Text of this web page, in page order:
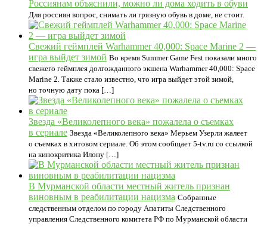
Россиянам объяснили, можно ли дома ходить в обуви
Для россиян вопрос, снимать ли грязную обувь в доме, не стоит.
Свежий геймплей Warhammer 40,000: Space Marine 2 —
игра выйдет зимой Во время Summer Game Fest показали много
свежего геймплея долгожданного экшена Warhammer 40,000: Space
Marine 2. Также стало известно, что игра выйдет этой зимой,
но точную дату пока […]
Звезда «Великолепного века» пожалела о съемках
в сериале Звезда «Великолепного века» Мерьем Узерли жалеет
о съемках в хитовом сериале. Об этом сообщает 5-tv.ru со ссылкой
на кинокритика Илону […]
В Мурманской области местный житель признан
виновным в реабилитации нацизма Собранные
следственным отделом по городу Апатиты Следственного
управления Следственного комитета РФ по Мурманской области